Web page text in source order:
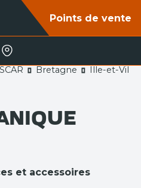
Points de vente
Bretagne Ille-et-
et accessoires